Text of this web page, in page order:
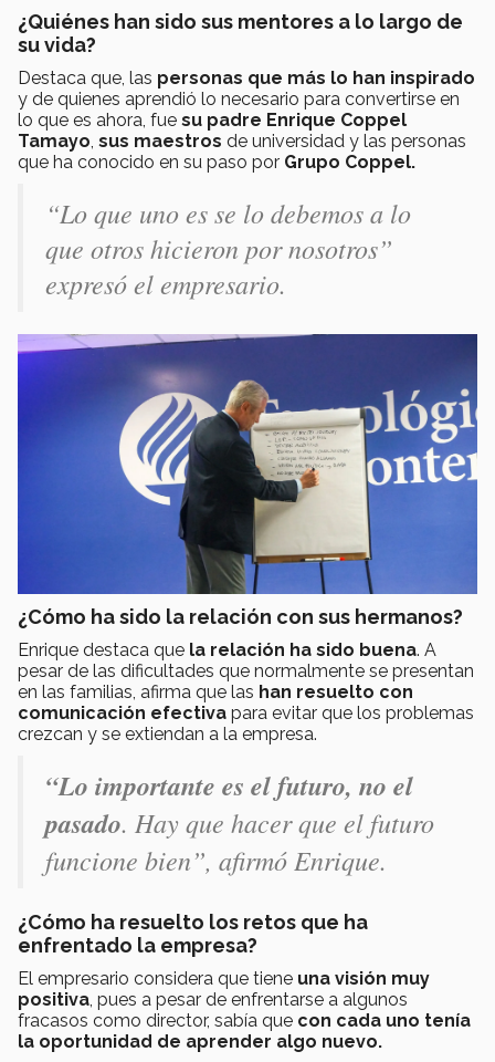
¿Quiénes han sido sus mentores a lo largo de
su vida?
Destaca que, las personas que más lo han inspirado
y de quienes aprendió lo necesario para convertirse en
lo que es ahora, fue su padre Enrique Coppel
Tamayo sus maestros de universidad y las personas
que ha conocido en su paso por Grupo Coppel.
“Lo que uno es se lo debemos a lo
que otros hicieron por nosotros”
expresó el empresario.
¿Cómo ha sido la relación con sus hermanos?
Enrique destaca que la relación ha sido buena. A
pesar de las dificultades que normalmente se presentan
en las familias, afirma que las han resuelto con
comunicación efectiva para evitar que los problemas
crezcan y se extiendan a la empresa.
“Lo importante es el futuro, no el
pasado. Hay que hacer que el futuro
funcione bien”, afirmó Enrique.
¿Cómo ha resuelto los retos que ha
enfrentado la empresa?
El empresario considera que tiene una visión muy
positiva, pues a pesar de enfrentarse a algunos
fracasos como director, sabía que con cada uno tenía
la oportunidad de aprender algo nuevo.